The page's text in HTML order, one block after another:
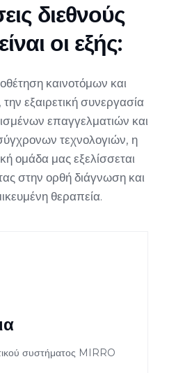
διεθνούς
οι εξής:
καινοτόμων και
εξαιρετική συνεργασία
επαγγελματιών και
τεχνολογιών, η
ομάδα μας εξελίσσεται
στην ορθή διάγνωση και
θεραπεία.
συστήματος MIRRO